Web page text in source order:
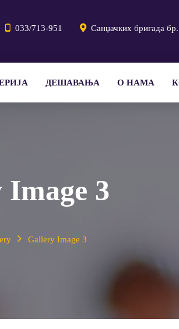
033/713-951 Санџачких бригада
ДЕШАВАЊА О НАМА
3
Gallery Image 3